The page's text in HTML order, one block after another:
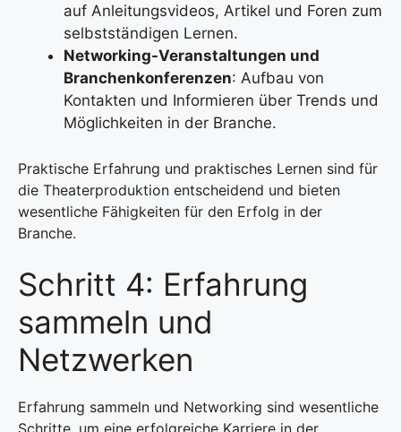
auf Anleitungsvideos, Artikel und Foren zum
selbstständigen Lernen.
Networking-Veranstaltungen und
Branchenkonferenzen: Aufbau von
Kontakten und Informieren über Trends und
Möglichkeiten in der Branche.
Praktische Erfahrung und praktisches Lernen sind für
die Theaterproduktion entscheidend und bieten
wesentliche Fähigkeiten für den Erfolg in der
Branche.
Schritt 4: Erfahrung
sammeln und
Netzwerken
Erfahrung sammeln und Networking sind wesentliche
Schritte, um eine erfolgreiche Karriere in der